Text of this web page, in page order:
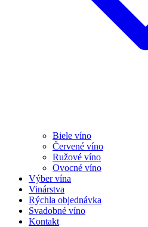
Biele víno
Červené víno
Ružové víno
Ovocné víno
Výber vína
Vinárstva
Rýchla objednávka
Svadobné víno
Kontakt